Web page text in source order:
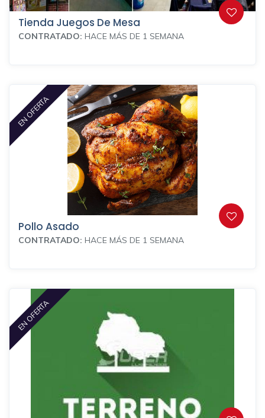
Tienda Juegos De Mesa
CONTRATADO: HACE MÁS DE 1 SEMANA
EN OFERTA
Pollo Asado
CONTRATADO: HACE MÁS DE 1 SEMANA
EN OFERTA